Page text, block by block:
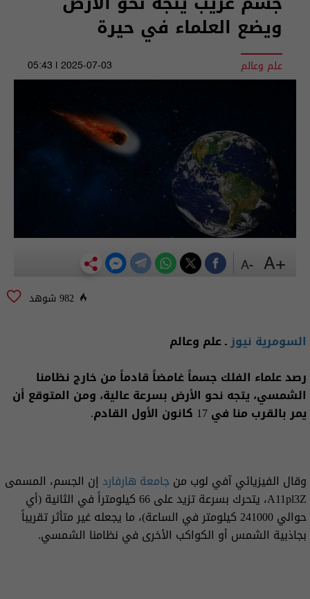
ويضع العلماء في حيرة
علم وعالم 2025-07-03 | 05:43
982 شوهد
السومرية نيوزـ علم وعالم
رصد علماء الفلك جسماً غامضاً قادماً من خارج نظامنا
الشمسي، يتجه نحو الأرض بسرعة عالية، ومن المتوقع أن
يمر بالقرب منا في 17 كانون الأول القادم.
وقال الفيزيائي آفي لوب من جامعة هارفاردإن الجسم، المسمى
A11pl3Z، يتحرك بسرعة تزيد على 66 كيلومتراً في الثانية (أي
حوالي 241000 كيلومتر في الساعة)، ما يجعله غير متأثر تقريباً
بجاذبية الشمس أو الكواكب الأخرى في نظامنا الشمسي.
+A
-A